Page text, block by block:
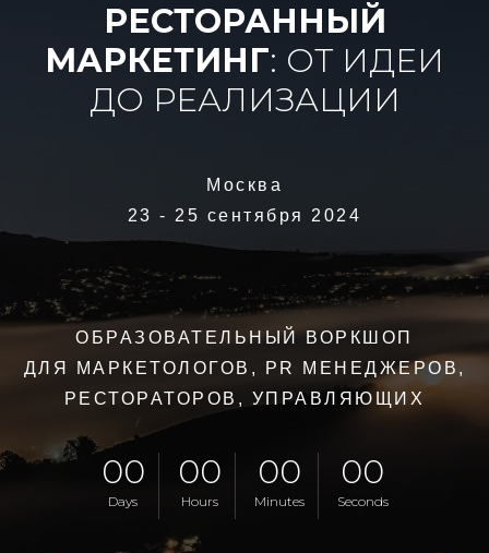
РЕСТОРАННЫЙ
МАРКЕТИНГ: ОТ ИДЕИ
ДО РЕАЛИЗАЦИИ
Москва
23 - 25 сентября 2024
ОБРАЗОВАТЕЛЬНЫЙ ВОРКШОП
ДЛЯ МАРКЕТОЛОГОВ, PR МЕНЕДЖЕРОВ,
РЕСТОРАТОРОВ, УПРАВЛЯЮЩИХ
00
Days
00
Hours
00
Minutes
00
Seconds